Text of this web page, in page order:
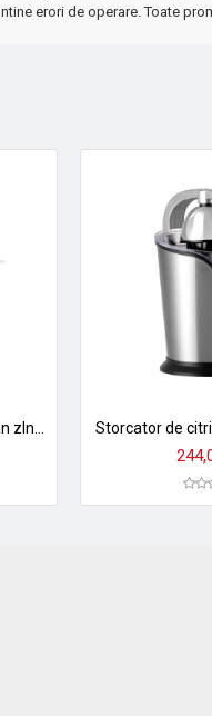
erori de operare. Toate
Storcator citrice electric zilan zln1146 - motor ac 30w, rotatie 2 directii, recipient 1,4l